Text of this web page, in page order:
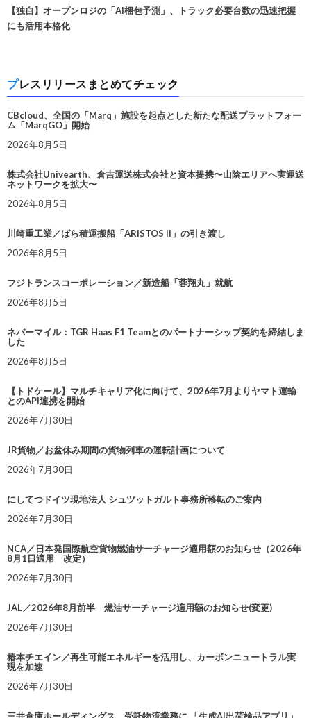
【独自】オープンロジの「AI梱包予測」、トラック必要台数の迅速把握
にも活用本格化
プレスリリースまとめてチェック
CBcloud、全国の「Marq」施設を起点とした新たな配送プラットフォー
ム「MarqGO」開始
2026年8月5日
株式会社Univearth、倉吉運送株式会社と資本提携〜山陰エリアへ実運送
ネットワークを拡大〜
2026年8月5日
川崎重工業／ばら積運搬船「ARISTOS II」の引き渡し
2026年8月5日
フジトランスコーポレーション／新造船「蓉翔丸」就航
2026年8月5日
ネバーマイル：TGR Haas F1 Teamとのパートナーシップ契約を締結しま
した
2026年8月5日
【トドケール】マルチキャリア化に向けて、2026年7月よりヤマト運輸
とのAPI連携を開始
2026年7月30日
JR貨物／お盆休み期間の貨物列車の運転計画について
2026年7月30日
にしてつドイツ現地法人 シュツットガルト事務所移転のご案内
2026年7月30日
NCA／日本発国際航空貨物燃油サーチャージ適用額のお知らせ（2026年
8月1日適用 改定）
2026年7月30日
JAL／2026年8月前半 燃油サーチャージ適用額のお知らせ(変更)
2026年7月30日
椿本チエイン／再生可能エネルギーを活用し、カーボンニュートラル実
現を加速
2026年7月30日